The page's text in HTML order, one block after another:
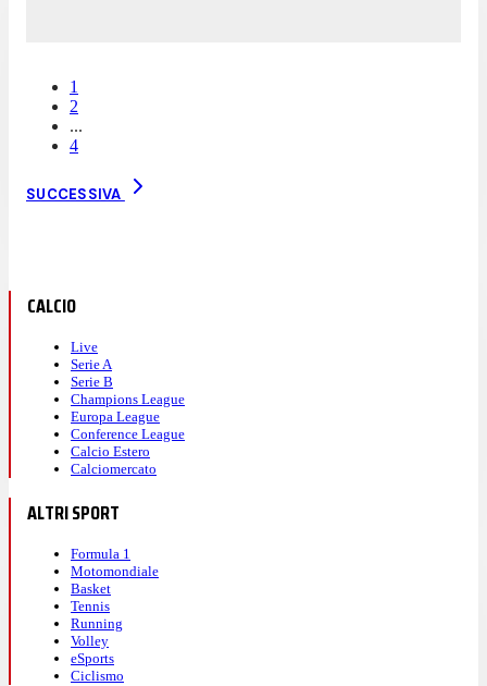
1
2
...
4
SUCCESSIVA
CALCIO
Live
Serie A
Serie B
Champions League
Europa League
Conference League
Calcio Estero
Calciomercato
ALTRI SPORT
Formula 1
Motomondiale
Basket
Tennis
Running
Volley
eSports
Ciclismo